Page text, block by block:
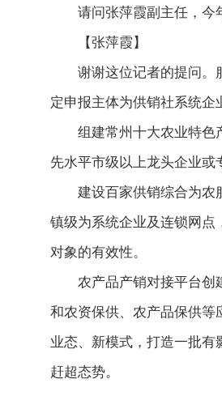
请问张萍霞副主任，今
【张萍霞】
谢谢这位记者的提问。
定申报主体为供销社系统
组建常州十大农业特色
先水平市级以上龙头企业
建设百家供销综合为农
镇级为系统企业及连锁网点
对象的有效性。
农产品产销对接平台创
和农资保供、农产品保供等
业态、新模式，打造一批
赶超态势。